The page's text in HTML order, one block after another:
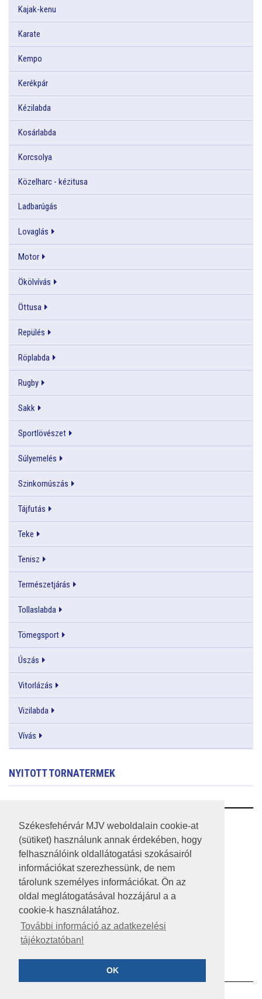
Székesfehérvár MJV weboldalain cookie-at
(sütiket) használunk annak érdekében, hogy
felhasználóink oldallátogatási szokásairól
információkat szerezhessünk, de nem
tárolunk személyes információkat. Ön az
oldal meglátogatásával hozzájárul a a
cookie-k használatához.
További információ az adatkezelési
tájékoztatóban!
OK
Kajak-kenu
Karate
Kempo
Kerékpár
Kézilabda
Kosárlabda
Korcsolya
Közelharc - kézitusa
Ladbarúgás
Lovaglás
Motor
Ökölvívás
Öttusa
Repülés
Röplabda
Rugby
Sakk
Sportlövészet
Súlyemelés
Szinkornúszás
Tájfutás
Teke
Tenisz
Természetjárás
Tollaslabda
Tömegsport
Úszás
Vitorlázás
Vizilabda
Vívás
NYITOTT TORNATERMEK
RSS
A HONLAP 2017.03.31-I ÁLLAPOTA
JOGI NYILATKOZAT
IMPRESSZUM
KÖZÉRDEKŰ ADATOK